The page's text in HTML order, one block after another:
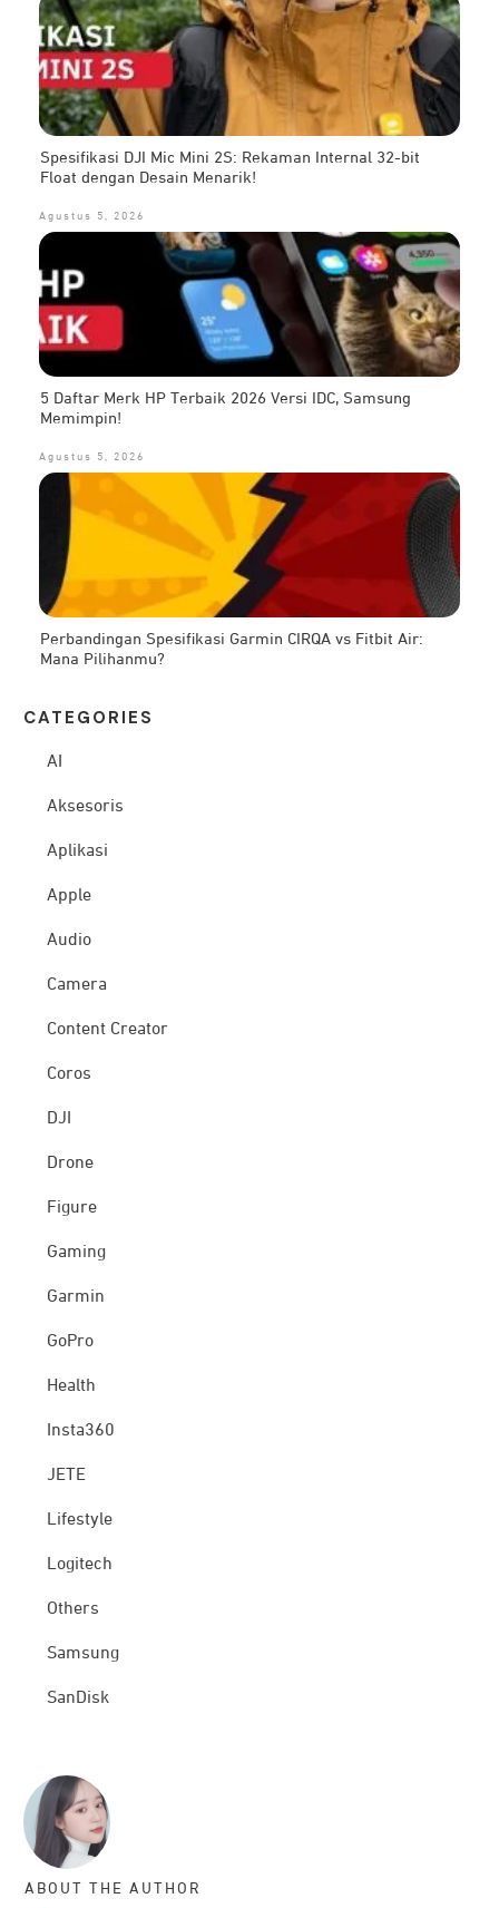
Spesifikasi DJI Mic Mini 2S: Rekaman Internal 32-bit
Float dengan Desain Menarik!
Agustus 5, 2026
5 Daftar Merk HP Terbaik 2026 Versi IDC, Samsung
Memimpin!
Agustus 5, 2026
Perbandingan Spesifikasi Garmin CIRQA vs Fitbit Air:
Mana Pilihanmu?
CATEG ORIES
AI
Aksesoris
Aplikasi
Apple
Audio
Camera
Content Creator
Coros
DJI
Drone
Figure
Gaming
Garmin
GoPro
Health
Insta360
JETE
Lifestyle
Logitech
Others
Samsung
SanDisk
ABOUT THE AUTHOR